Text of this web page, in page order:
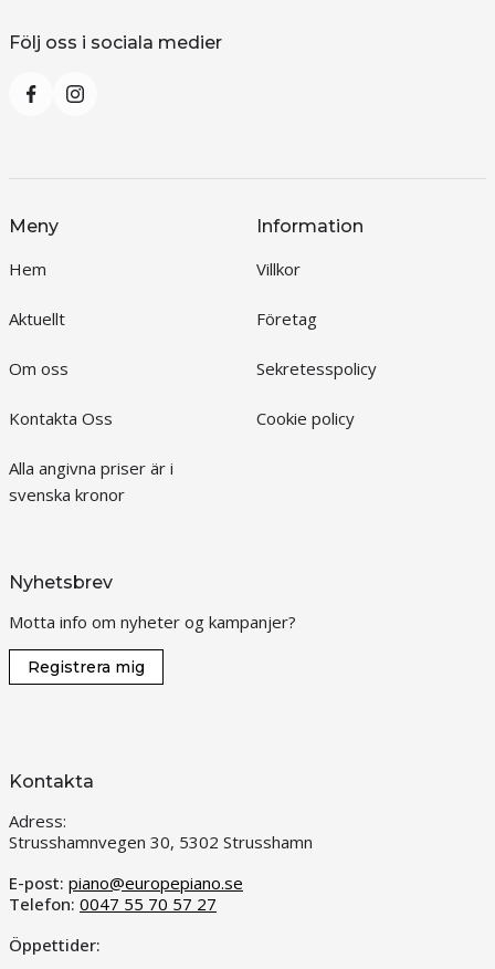
Följ oss i sociala medier
Meny
Hem
Aktuellt
Om oss
Kontakta Oss
Alla angivna priser är i
svenska kronor
Information
Villkor
Företag
Sekretesspolicy
Cookie policy
Nyhetsbrev
Motta info om nyheter og kampanjer?
Registrera mig
Kontakta
Adress:
Strusshamnvegen 30, 5302 Strusshamn
E-post: piano@europepiano.se
Telefon: 0047 55 70 57 27
Öppettider: